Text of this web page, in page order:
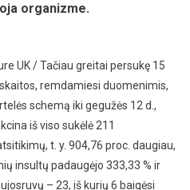
organizme.
UK / Tačiau greitai persukę 15
remdamiesi duomenimis,
schemą iki gegužės 12 d.,
iš viso sukėlė 211
t. y. 904,76 proc. daugiau,
insultų padaugėjo 333,33 % ir
– 23, iš kurių 6 baigėsi